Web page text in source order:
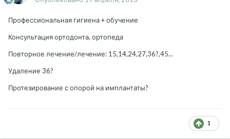
Профессиональная гигиена + обучение
Консультация ортодонта, ортопеда
Повторное лечение/лечение: 15,14,24,27,36?,45...
Удаление 36?
Протезирование с опорой на имплантаты?
1